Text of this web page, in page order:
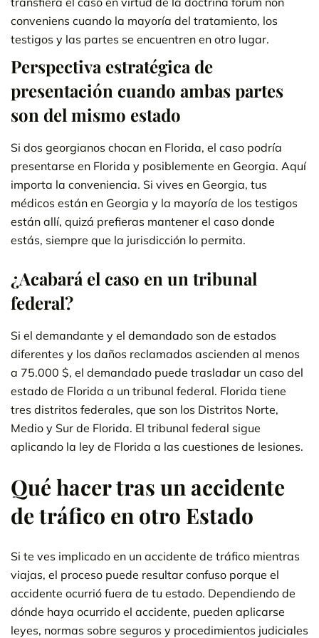
conveniens cuando la mayoría del tratamiento, los
testigos y las partes se encuentren en otro lugar.
Perspectiva estratégica de
presentación cuando ambas partes
son del mismo estado
Si dos georgianos chocan en Florida, el caso podría
presentarse en Florida y posiblemente en Georgia. Aquí
importa la conveniencia. Si vives en Georgia, tus
médicos están en Georgia y la mayoría de los testigos
están allí, quizá prefieras mantener el caso donde
estás, siempre que la jurisdicción lo permita.
¿Acabará el caso en un tribunal
federal?
Si el demandante y el demandado son de estados
diferentes y los daños reclamados ascienden al menos
a 75.000 $, el demandado puede trasladar un caso del
estado de Florida a un tribunal federal. Florida tiene
tres distritos federales, que son los Distritos Norte,
Medio y Sur de Florida. El tribunal federal sigue
aplicando la ley de Florida a las cuestiones de lesiones.
Qué hacer tras un accidente
de tráfico en otro Estado
Si te ves implicado en un accidente de tráfico mientras
viajas, el proceso puede resultar confuso porque el
accidente ocurrió fuera de tu estado. Dependiendo de
dónde haya ocurrido el accidente, pueden aplicarse
leyes, normas sobre seguros y procedimientos judiciales